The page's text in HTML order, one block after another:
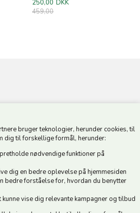
bruger teknologier, herunder cookies, til
dig til forskellige formål, herunder:
nødvendige funktioner på
dig en bedre oplevelse på hjemmesiden
bedre forståelse for, hvordan du benytter
vise dig relevante kampagner og tilbud
250,00 DKK
459,00
17.00 | Middagslukket 12.00-12.30 |